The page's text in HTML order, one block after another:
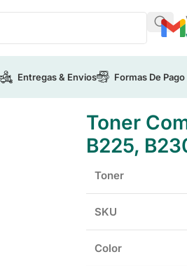
Entregas & Envios Formas De Pago
Toner
B225,
Toner
SKU
Color